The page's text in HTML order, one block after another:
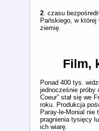
2 . czasu
Pańskiego, w
ziemię.
Film,
Ponad 400 tys.
jednocześnie próby
Coeur” stał się we
roku. Produkcja
Paray-le-Monial nie
pragnienia tysięcy
ich wiarę.